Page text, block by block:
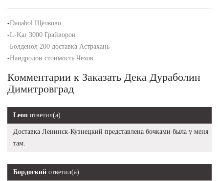
-Danabol Щёлково
-L-Kar 3000 Грайворон
-Болденол 200 доставка Астрахань
-Нандролон стоимость Чехов
Комментарии к Заказать Дека Дураболин
Димитровград
Leon ответил(а)
Доставка Ленинск-Кузнецкий представлена бочками была у меня
там.
Бордоский ответил(а)